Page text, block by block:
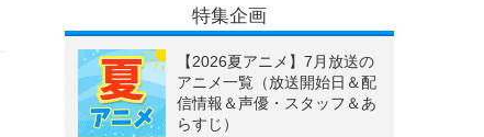
特集企画
【2026夏アニメ】7月放送の
アニメ一覧（放送開始日＆配
信情報＆声優・スタッフ＆あ
らすじ）